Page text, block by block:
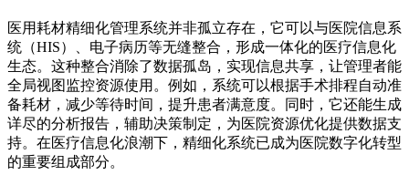
医用耗材精细化管理系统并非孤立存在，它可以与医院信息系
统（HIS）、电子病历等无缝整合，形成一体化的医疗信息化
生态。这种整合消除了数据孤岛，实现信息共享，让管理者能
全局视图监控资源使用。例如，系统可以根据手术排程自动准
备耗材，减少等待时间，提升患者满意度。同时，它还能生成
详尽的分析报告，辅助决策制定，为医院资源优化提供数据支
持。在医疗信息化浪潮下，精细化系统已成为医院数字化转型
的重要组成部分。